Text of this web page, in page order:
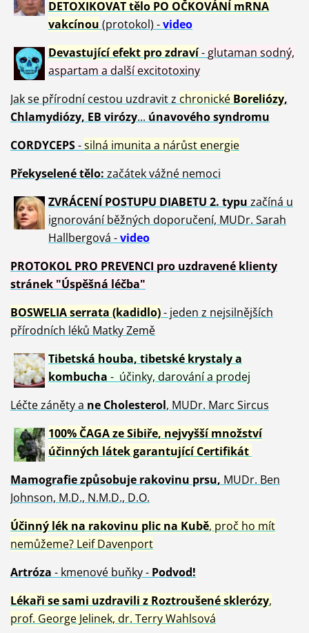
DETOXIKOVAT tělo PO OČKOVÁNÍ mRNA
vakcínou (protokol) -video
Devastující efekt pro zdraví- glutaman sodný,
aspartam a další excitotoxiny
Jak se přírodní cestou uzdravit z chronické Boreliózy,
Chlamydiózy, EB virózy... únavového syndromu
CORDYCEPS-silná imunita a nárůst energie
Překyselené tělo: začátek vážné nemoci
ZVRÁCENÍ POSTUPU DIABETU 2. typu začíná u
ignorování běžných doporučení, MUDr. Sarah
Hallbergová -video
PROTOKOL PRO PREVENCI pro uzdravené klienty
stránek "Úspěšná léčba"
BOSWELIA serrata (kadidlo)- jeden z nejsilnějších
přírodních léků Matky Země
Tibetská houba, tibetské krystalya
kombucha - účinky, darování a prodej
Léčte záněty a ne Cholesterol, MUDr. Marc Sircus
100% ČAGA ze Sibiře, nejvyšší množství
účinných látek garantující Certifikát
Mamografie způsobuje rakovinu prsu, MUDr. Ben
Johnson, M.D., N.M.D., D.O.
Účinný lék na rakovinu plic na Kubě, proč ho mít
nemůžeme? Leif Davenport
Artróza - kmenové buňky - Podvod!
Lékaři se sami uzdravili z Roztroušené sklerózy,
prof. George Jelinek, dr. Terry Wahlsová